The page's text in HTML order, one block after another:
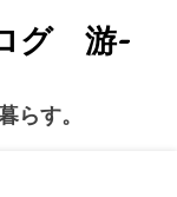
グ 游-
らす。